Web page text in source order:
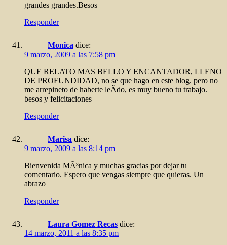
grandes grandes.Besos
Responder
Monica dice:
9 marzo, 2009 a las 7:58 pm
QUE RELATO MAS BELLO Y ENCANTADOR, LLENO
DE PROFUNDIDAD, no se que hago en este blog. pero no
me arrepineto de haberte leÃ­do, es muy bueno tu trabajo.
besos y felicitaciones
Responder
Marisa dice:
9 marzo, 2009 a las 8:14 pm
Bienvenida MÃ³nica y muchas gracias por dejar tu
comentario. Espero que vengas siempre que quieras. Un
abrazo
Responder
Laura Gomez Recas dice:
14 marzo, 2011 a las 8:35 pm